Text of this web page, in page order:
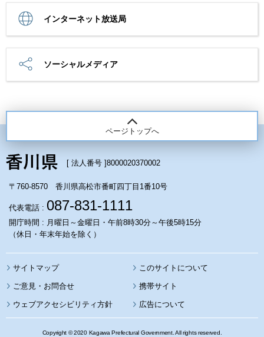
インターネット放送局
ソーシャルメディア
ページトップへ
[ 法人番号 ]8000020370002
〒760-8570 香川県高松市番町四丁目1番10号
代表電話 : 087-831-1111
開庁時間 : 月曜日～金曜日・午前8時30分～午後5時15分
（休日・年末年始を除く）
サイトマップ このサイトについて
携帯サイト
ウェブアクセシビリティ方針 広告について
Copyright © 2020 Kagawa Prefectural Government. All rights reserved.